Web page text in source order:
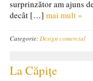
surprinzător am ajuns
decât […] mai mult »
Categorie:Design comercial
La Căpițe